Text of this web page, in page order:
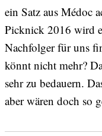
ein Satz aus Médoc
Picknick 2016 wird
Nachfolger für uns
könnt nicht mehr?
sehr zu bedauern.
aber wären doch so